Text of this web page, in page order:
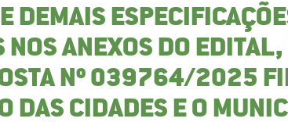
DEMAIS
NOS ANEXOS DO
Nº 039764/2025
DAS CIDADES E O